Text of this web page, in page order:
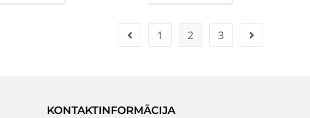
1 2 3
KONTAKTINFORMĀCIJA